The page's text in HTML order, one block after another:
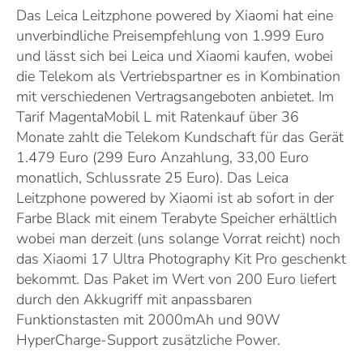
Das Leica Leitzphone powered by Xiaomi hat eine
unverbindliche Preisempfehlung von 1.999 Euro
und lässt sich bei Leica und Xiaomi kaufen, wobei
die Telekom als Vertriebspartner es in Kombination
mit verschiedenen Vertragsangeboten anbietet. Im
Tarif MagentaMobil L mit Ratenkauf über 36
Monate zahlt die Telekom Kundschaft für das Gerät
1.479 Euro (299 Euro Anzahlung, 33,00 Euro
monatlich, Schlussrate 25 Euro). Das Leica
Leitzphone powered by Xiaomi ist ab sofort in der
Farbe Black mit einem Terabyte Speicher erhältlich
wobei man derzeit (uns solange Vorrat reicht) noch
das Xiaomi 17 Ultra Photography Kit Pro geschenkt
bekommt. Das Paket im Wert von 200 Euro liefert
durch den Akkugriff mit anpassbaren
Funktionstasten mit 2000mAh und 90W
HyperCharge-Support zusätzliche Power.